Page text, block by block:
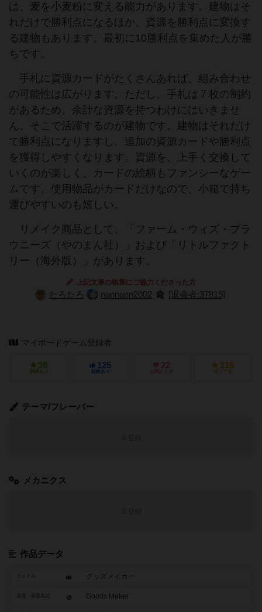
は、麦を小麦粉に変える能力があります。建物はそ
れだけで勝利点になるほか、資源を勝利点に変換す
る建物もあります。最初に10勝利点を集めた人が勝
ちです。
手札に資源カードがたくさんあれば、組み合わせ
の可能性は広がります。ただし、手札は７枚の制約
があるため、余計な資源を持つわけにはいきませ
ん。そこで活躍するのが建物です。建物はそれだけ
で勝利点になりますし、追加の資源カードや勝利点
を獲得しやすくなります。資源を、上手く交換して
いくのが楽しく、カードの絵柄もファンシーなゲー
ムです。使用物品がカードだけなので、小箱で持ち
運びやすいのも嬉しい。
リメイク商品として、「ファーム・ウィズ・ブラ
ウニーズ（やのまん社）」および「リトルファクト
リー（海外版）」があります。
上記文章の執筆にご協力くださった方
たろたろ nannann2002 [退会者:37819]
マイボードゲーム登録者
38
興味あり
125
経験あり
22
お気に入り
115
持ってる
テーマ/フレーバー
メカニクス
作品データ
タイトル グッズメイカー
Goods Maker